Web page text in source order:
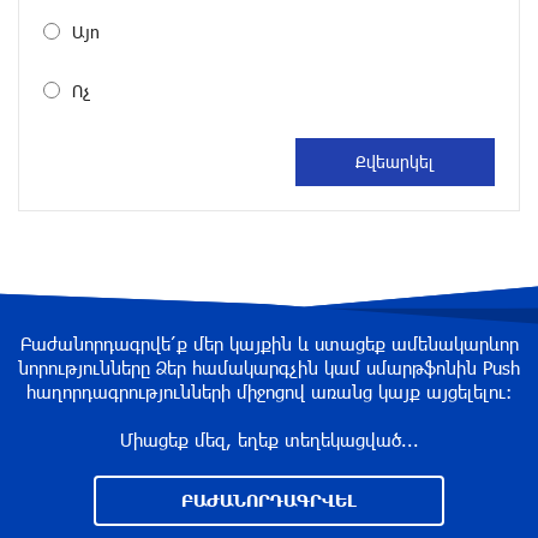
Ճապոնական Յակիշիմե կերամիկայի
Որոնվում է նախաձեռնված քրեական
վարույթի շրջանակներում
10 ժամ առաջ
Փաշինյանն ու Թրամփը հեռախոսազրույց են
ունեցել
Այո
Ոչ
Բաժանորդագրվե՛ք մեր կայքին և ստացեք ամենակարևոր
նորությունները Ձեր համակարգչին կամ սմարթֆոնին Push
հաղորդագրությունների միջոցով առանց կայք այցելելու։
Միացեք մեզ, եղեք տեղեկացված...
ԲԱԺԱՆՈՐԴԱԳՐՎԵԼ